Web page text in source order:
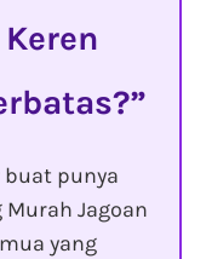
buat punya
Jagoan
yang